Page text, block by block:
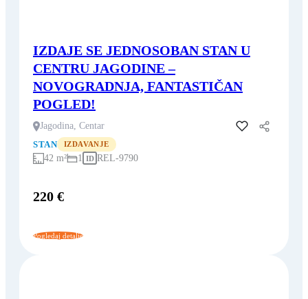
IZDAJE SE JEDNOSOBAN STAN U
CENTRU JAGODINE –
NOVOGRADNJA, FANTASTIČAN
POGLED!
Jagodina, Centar
Dodaj u favorite
STAN
IZDAVANJE
42 m² 1 ID REL-9790
220 €
Pogledaj detalje